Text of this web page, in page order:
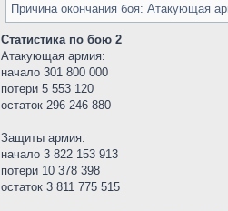
Причина окончания боя: Атакующая
Статистика по бою 2
Атакующая армия:
начало 301 800 000
потери 5 553 120
остаток 296 246 880
Защиты армия:
начало 3 822 153 913
потери 10 378 398
остаток 3 811 775 515